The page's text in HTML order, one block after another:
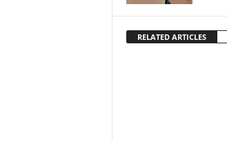
RELATED ARTICLES